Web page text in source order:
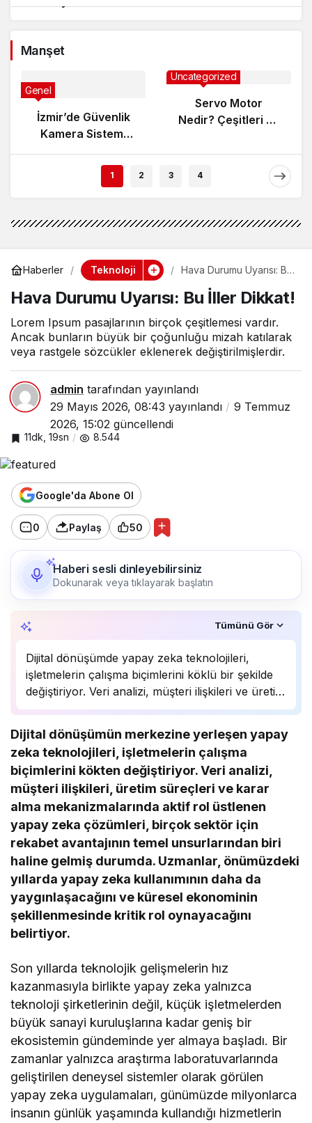
Manşet
Genel
İzmir’de Güvenlik
Kamera Sistemi
Dikkat Edilmeli?
Uncategorized
Servo Motor
Nedir? Çeşitleri ve
1 2 3 4
Haberler Teknoloji
Hava Durumu Uyarısı: Bu
Hava Durumu Uyarısı: Bu İller Dikkat!
Lorem Ipsum pasajlarının birçok çeşitlemesi vardır.
Ancak bunların büyük bir çoğunluğu mizah katılarak
veya rastgele sözcükler eklenerek değiştirilmişlerdir.
admin tarafından yayınlandı
29 Mayıs 2026, 08:43 yayınlandı
9 Temmuz
2026, 15:02 güncellendi
11dk, 19sn 8.544
Google'da Abone Ol
0 Paylaş 50
Haberi sesli dinleyebilirsiniz
Dokunarak veya tıklayarak başlatın
Tümünü Gör
Dijital dönüşümde yapay zeka teknolojileri,
işletmelerin çalışma biçimlerini köklü bir şekilde
değiştiriyor. Veri analizi, müşteri ilişkileri ve üretim
süreçlerinde önemli bir rol oynayan yapay zeka,
Uzmanlar, bu teknolojinin önümüzdeki yıllarda
daha da yaygınlaşarak…
Dijital dönüşümün merkezine yerleşen yapay
zeka teknolojileri, işletmelerin çalışma
biçimlerini kökten değiştiriyor. Veri analizi,
müşteri ilişkileri, üretim süreçleri ve karar
alma mekanizmalarında aktif rol üstlenen
yapay zeka çözümleri, birçok sektör için
rekabet avantajının temel unsurlarından biri
haline gelmiş durumda. Uzmanlar, önümüzdeki
yıllarda yapay zeka kullanımının daha da
yaygınlaşacağını ve küresel ekonominin
şekillenmesinde kritik rol oynayacağını
belirtiyor.
Son yıllarda teknolojik gelişmelerin hız
kazanmasıyla birlikte yapay zeka yalnızca
teknoloji şirketlerinin değil, küçük işletmelerden
büyük sanayi kuruluşlarına kadar geniş bir
ekosistemin gündeminde yer almaya başladı. Bir
zamanlar yalnızca araştırma laboratuvarlarında
geliştirilen deneysel sistemler olarak görülen
yapay zeka uygulamaları, günümüzde milyonlarca
insanın günlük yaşamında kullandığı hizmetlerin